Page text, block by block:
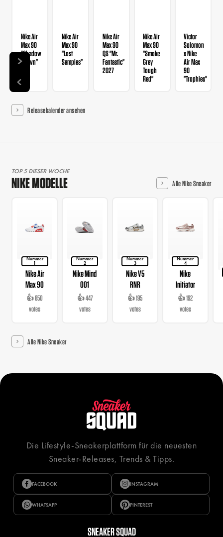
Nike Air
Max 90
"Shadow
Brown"
Nike Air
Max 90
"Lost
Samples"
Nike Air
Max 90
QS "Mr.
Fantastic"
2027
Nike Air
Max 90
"Smoke
Grey
Tough
Red"
Victor
Solomon
x Nike
Air Max
90
"Trophies"
Releasekalender ansehen
TOP 5 DIESER WOCHE
NIKE MODELLE Alle Nike Sneaker
Nummer
1
Nike Air
Max 90
👍 850
votes
Nummer
2
Nike Mind
001
👍 447
votes
Nummer
3
Nike V5
RNR
👍 195
votes
Nummer
4
Nike
Initiator
👍 192
votes
Alle Nike Sneaker
Die Lifestyle-Sneakerplattform für die neuesten
Sneaker-Releases, Trends & Tipps.
FACEBOOK INSTAGRAM
WHATSAPP PINTEREST
SNEAKER SQUAD